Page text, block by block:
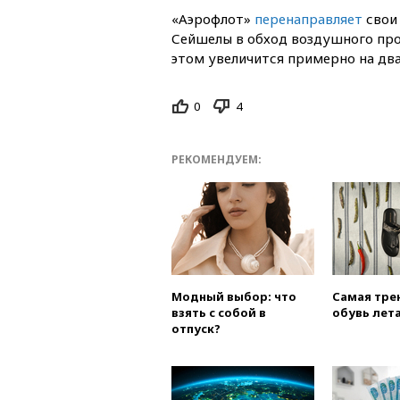
«Аэрофлот» перенаправляет
Сейшелы в обход воздушного
этом увеличится примерно на
0 4
РЕКОМЕНДУЕМ:
Модный выбор: что
взять с собой в
отпуск?
Самая
обувь